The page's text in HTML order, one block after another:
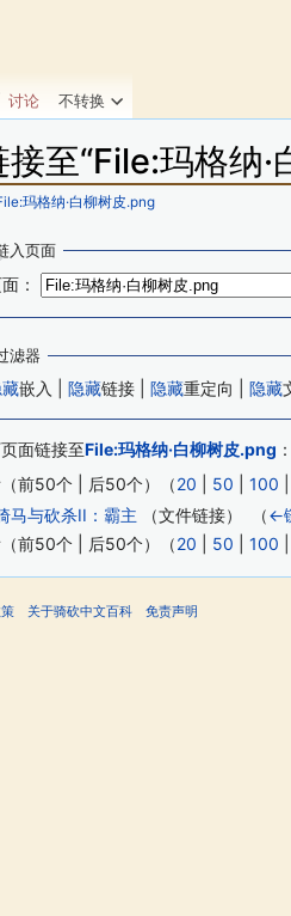
接至“File:玛格纳
玛格纳·白柳树皮.png
至：
入页面
：
滤器
嵌入 | 隐藏链接 | 隐藏重定向 | 隐藏
面链接至File:玛格纳·白柳树皮.png
前50个 | 后50个）（20 50 100
马与砍杀II：霸主 （文件链接） ‎ （←
前50个 | 后50个）（20 50 100
讨论 不转换
关于骑砍中文百科 免责声明